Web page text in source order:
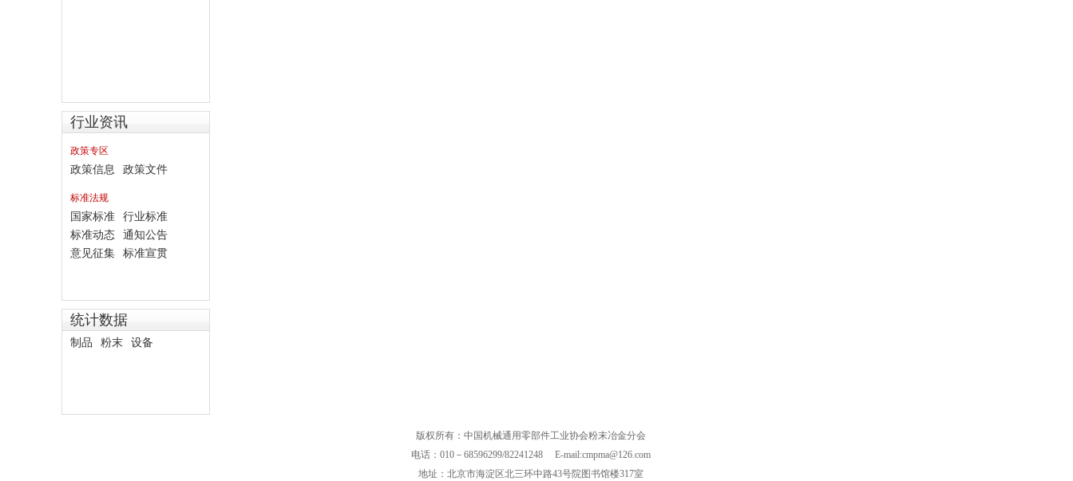
行业资讯
政策专区
政策信息 政策文件
标准法规
国家标准
行业标准
标准动态
通知公告
意见征集
标准宣贯
统计数据
制品 粉末 设备
版权所有：中国机械通用零部件工业协会粉末冶金分会
电话：010－68596299/82241248
E-mail:cmpma@126.com
地址：北京市海淀区北三环中路43号院图书馆楼317室